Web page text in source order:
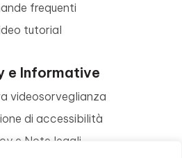
frequenti
tutorial
e Informative
videosorveglianza
di accessibilità
e Note legali